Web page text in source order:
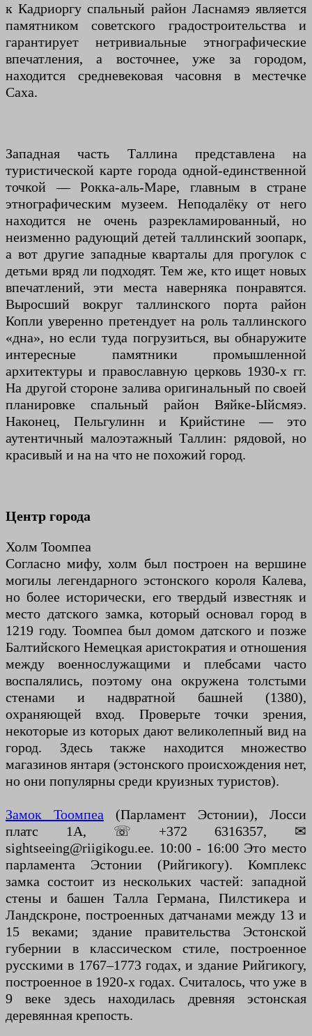
к Кадриоргу спальный район Ласнамяэ является
памятником советского градостроительства и
гарантирует нетривиальные этнографические
впечатления, а восточнее, уже за городом,
находится средневековая часовня в местечке
Саха.
Западная часть Таллина представлена на
туристической карте города одной-единственной
точкой — Рокка-аль-Маре, главным в стране
этнографическим музеем. Неподалёку от него
находится не очень разрекламированный, но
неизменно радующий детей таллинский зоопарк,
а вот другие западные кварталы для прогулок с
детьми вряд ли подходят. Тем же, кто ищет новых
впечатлений, эти места наверняка понравятся.
Выросший вокруг таллинского порта район
Копли уверенно претендует на роль таллинского
«дна», но если туда погрузиться, вы обнаружите
интересные памятники промышленной
архитектуры и православную церковь 1930-х гг.
На другой стороне залива оригинальный по своей
планировке спальный район Вяйке-Ыйсмяэ.
Наконец, Пельгулинн и Крийстине — это
аутентичный малоэтажный Таллин: рядовой, но
красивый и на на что не похожий город.
Центр города
Холм Тоомпеа
Согласно мифу, холм был построен на вершине
могилы легендарного эстонского короля Калева,
но более исторически, его твердый известняк и
место датского замка, который основал город в
1219 году. Тоомпеа был домом датского и позже
Балтийского Немецкая аристократия и отношения
между военнослужащими и плебсами часто
воспалялись, поэтому она окружена толстыми
стенами и надвратной башней (1380),
охраняющей вход. Проверьте точки зрения,
некоторые из которых дают великолепный вид на
город. Здесь также находится множество
магазинов янтаря (эстонского происхождения нет,
но они популярны среди круизных туристов).
Замок Тоомпеа (Парламент Эстонии), Лосси
платс 1А, ☏ +372 6316357, ✉
sightseeing@riigikogu.ee. 10:00 - 16:00 Это место
парламента Эстонии (Рийгикогу). Комплекс
замка состоит из нескольких частей: западной
стены и башен Талла Германа, Пилстикера и
Ландскроне, построенных датчанами между 13 и
15 веками; здание правительства Эстонской
губернии в классическом стиле, построенное
русскими в 1767–1773 годах, и здание Рийгикогу,
построенное в 1920-х годах. Считалось, что уже в
9 веке здесь находилась древняя эстонская
деревянная крепость.